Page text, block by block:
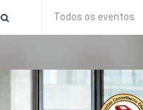
Todos os eventos